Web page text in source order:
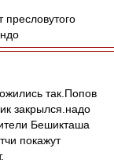
пресловутого
так.Попов
закрылся.надо
Бешикташа
покажут